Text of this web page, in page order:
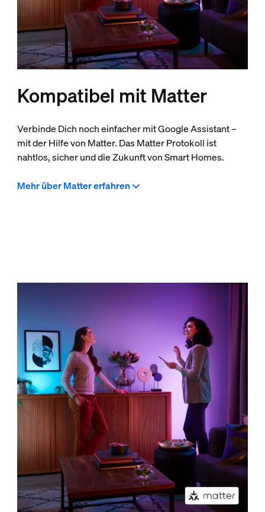
Kompatibel mit Matter
Verbinde Dich noch einfacher mit Google Assistant –
mit der Hilfe von Matter. Das Matter Protokoll ist
nahtlos, sicher und die Zukunft von Smart Homes.
Mehr über Matter erfahren